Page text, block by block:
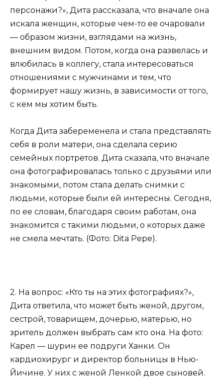
персонажи?», Дита рассказала, что вначале она
искала женщин, которые чем-то ее очаровали
— образом жизни, взглядами на жизнь,
внешним видом. Потом, когда она развелась и
влюбилась в коллегу, стала интересоваться
отношениями с мужчинами и тем, что
формирует нашу жизнь, в зависимости от того,
с кем мы хотим быть.
Когда Дита забеременела и стала представлять
себя в роли матери, она сделала серию
семейных портретов. Дита сказала, что вначале
она фотографировалась только с друзьями или
знакомыми, потом стала делать снимки с
людьми, которые были ей интересны. Сегодня,
по ее словам, благодаря своим работам, она
знакомится с такими людьми, о которых даже
не смела мечтать. (Фото: Dita Pepe).
2. На вопрос: «Кто ты на этих фотографиях?»,
Дита ответила, что может быть женой, другом,
сестрой, товарищем, дочерью, матерью, но
зритель должен выбрать сам кто она. На фото:
Карел — шурин ее подруги Ханки. Он
кардиохирург и директор больницы в Нью-
Йичине. У них с женой Ленкой двое сыновей.